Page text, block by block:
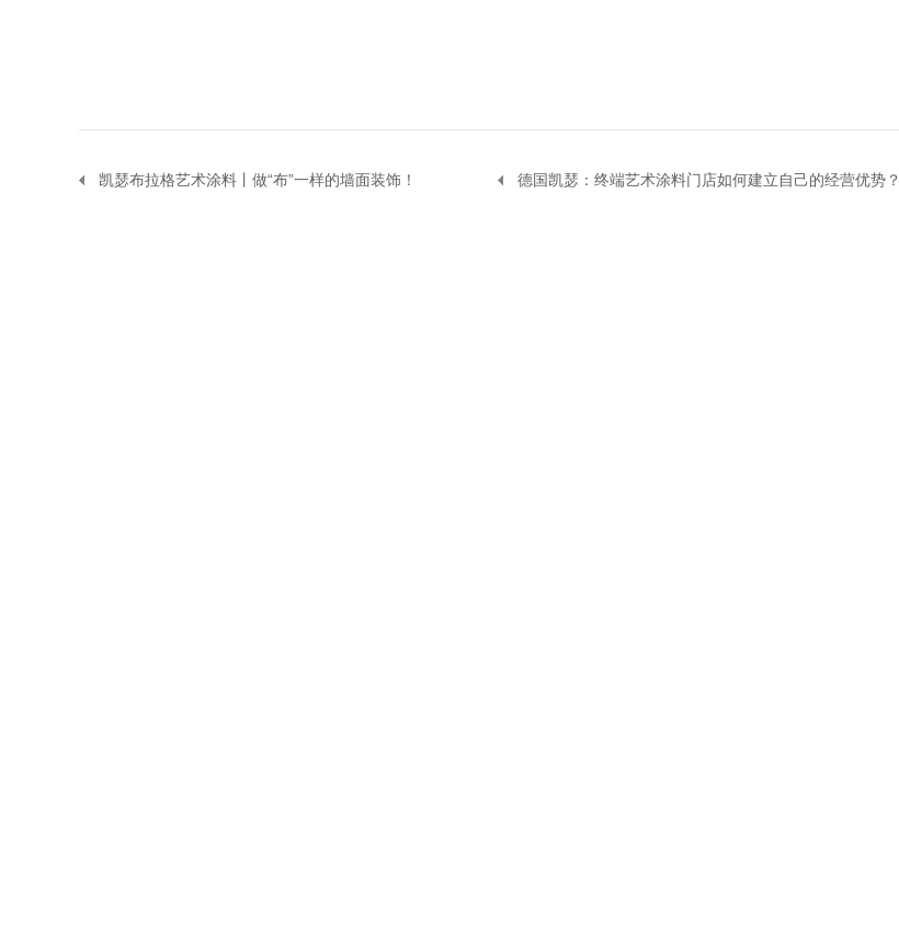
凯瑟布拉格艺术涂料丨做“布”一样的墙面装饰！ 德国凯瑟：终端艺术涂料门店如何建立自己的经营优势？